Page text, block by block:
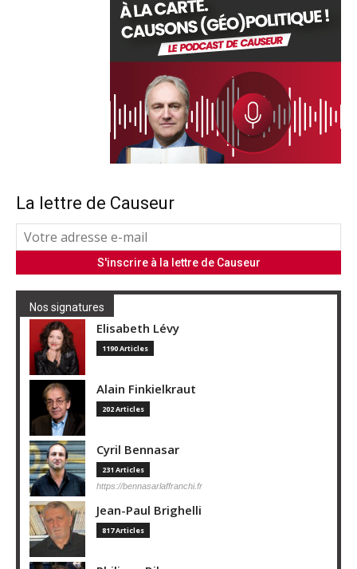
La lettre de Causeur
Nos signatures
Elisabeth Lévy
1190 Articles
Alain Finkielkraut
202 Articles
Cyril Bennasar
231 Articles
https://bennasarlaffranchi.fr
Jean-Paul Brighelli
817 Articles